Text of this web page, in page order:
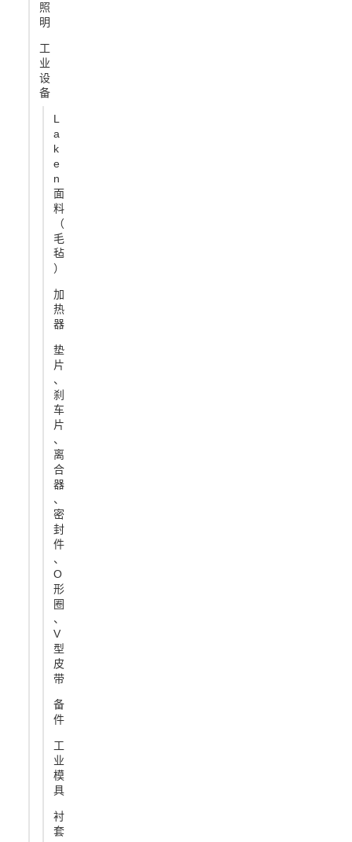
照
明
工
业
设
备
L
a
k
e
n
面
料
（
毛
毡
）
加
热
器
垫
片
、
刹
车
片
、
离
合
器
、
密
封
件
、
O
形
圈
、
V
型
皮
带
备
件
工
业
模
具
衬
套